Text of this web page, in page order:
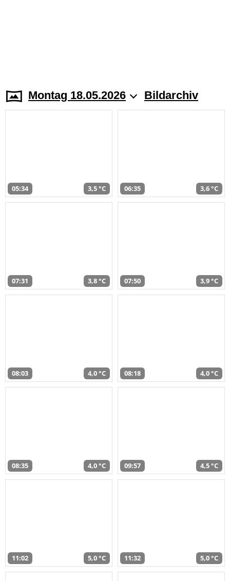
Montag 18.05.2026 Bildarchiv
05:34 3,5 °C 06:35 3,6 °C
07:31 3,8 °C 07:50 3,9 °C
08:03 4,0 °C 08:18 4,0 °C
08:35 4,0 °C 09:57 4,5 °C
11:02 5,0 °C 11:32 5,0 °C